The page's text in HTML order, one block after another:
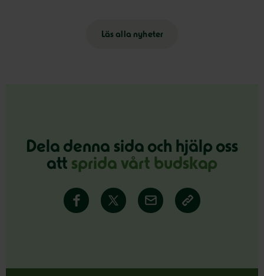
Läs alla nyheter
Dela denna sida och hjälp oss
att sprida vårt budskap